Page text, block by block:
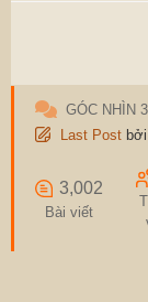
GÓC NHÌN
Last Post bởi
3,002
Bài viết